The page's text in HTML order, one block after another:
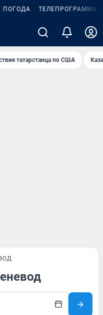
ПОГОДА ТЕЛЕПРОГРАММА
татарстанца по США